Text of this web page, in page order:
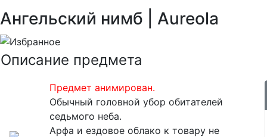
Ангельский нимб | Aureola
Описание предмета
Предмет анимирован.
Обычный головной убор обитателей
седьмого неба.
Арфа и ездовое облако к товару не